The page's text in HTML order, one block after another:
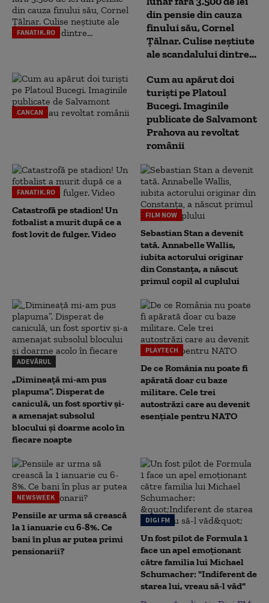
FANATIK.RO
din pensie din cauza
finului său, Cornel
Țălnar. Culise neștiute
ale scandalului dintre...
CANCAN
Cum au apărut doi
turiști pe Platoul
Bucegi. Imaginile
publicate de Salvamont
Prahova au revoltat
românii
FANATIK.RO
Catastrofă pe stadion! Un
fotbalist a murit după ce a
fost lovit de fulger. Video
FILM NOW
Sebastian Stan a devenit
tată. Annabelle Wallis,
iubita actorului originar
din Constanța, a născut
primul copil al cuplului
ADEVĂRUL
„Dimineață mi-am pus
plapuma”. Disperat de
caniculă, un fost sportiv și-
a amenajat subsolul
blocului și doarme acolo în
fiecare noapte
PLAYTECH
De ce România nu poate fi
apărată doar cu baze
militare. Cele trei
autostrăzi care au devenit
esențiale pentru NATO
NEWSWEEK
Pensiile ar urma să crească
la 1 ianuarie cu 6-8%. Ce
bani în plus ar putea primi
pensionarii?
DIGI FM
Un fost pilot de Formula 1
face un apel emoționant
către familia lui Michael
Schumacher: "Indiferent de
starea lui, vreau să-l văd"